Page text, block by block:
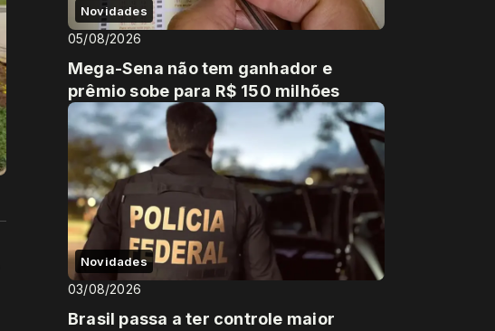
Novidades
05/08/2026
Mega-Sena não tem ganhador e
prêmio sobe para R$ 150 milhões
Novidades
03/08/2026
Brasil passa a ter controle maior